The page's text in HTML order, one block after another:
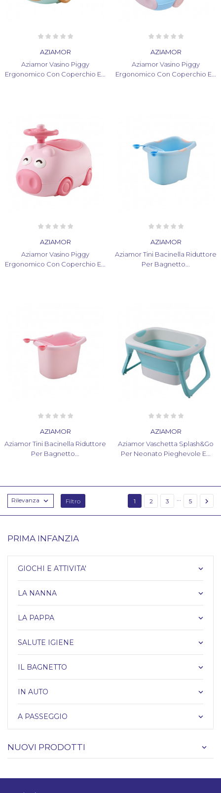
PRIMA INFANZIA
GIOCHI E ATTIVITA' keyboard_arrow_down
LA NANNA keyboard_arrow_down
LA PAPPA keyboard_arrow_down
SALUTE IGIENE keyboard_arrow_down
IL BAGNETTO keyboard_arrow_down
IN AUTO keyboard_arrow_down
A PASSEGGIO keyboard_arrow_down
NUOVI PRODOTTI
AZIAMOR
Aziamor Vasino Piggy
Ergonomico Con Coperchio E...
AZIAMOR
Aziamor Vasino Piggy
Ergonomico Con Coperchio E...
AZIAMOR
Aziamor Vasino Piggy
Ergonomico Con Coperchio E...
AZIAMOR
Aziamor Tini Bacinella Riduttore
Per Bagnetto...
AZIAMOR
Aziamor Tini Bacinella Riduttore
Per Bagnetto...
AZIAMOR
Aziamor Vaschetta Splash&Go
Per Neonato Pieghevole E...
Rilevanza  Filtro 1 2 3 … 5 